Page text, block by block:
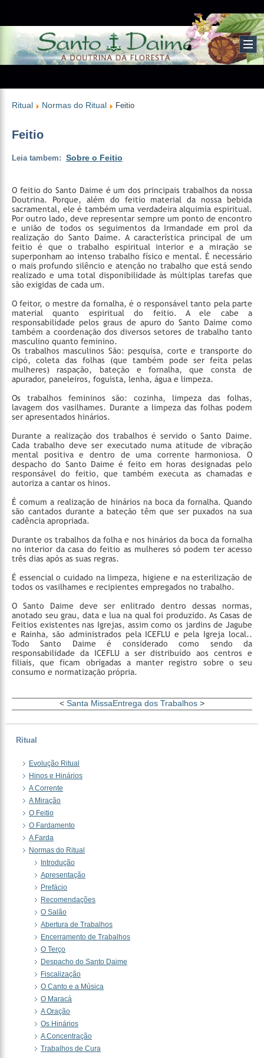
Ritual Normas do Ritual Feitio
Feitio
Leia tambem: Sobre o Feitio
O feitio do Santo Daime é um dos principais trabalhos da nossa
Doutrina. Porque, além do feitio material da nossa bebida
sacramental, ele é também uma verdadeira alquimia espiritual.
Por outro lado, deve representar sempre um ponto de encontro
e união de todos os seguimentos da Irmandade em prol da
realização do Santo Daime. A característica principal de um
feitio é que o trabalho espiritual interior e a miração se
superponham ao intenso trabalho físico e mental. É necessário
o mais profundo silêncio e atenção no trabalho que está sendo
realizado e uma total disponibilidade às múltiplas tarefas que
são exigidas de cada um.
O feitor, o mestre da fornalha, é o responsável tanto pela parte
material quanto espiritual do feitio. A ele cabe a
responsabilidade pelos graus de apuro do Santo Daime como
também a coordenação dos diversos setores de trabalho tanto
masculino quanto feminino.
Os trabalhos masculinos São: pesquisa, corte e transporte do
cipó, coleta das folhas (que também pode ser feita pelas
mulheres) raspação, bateção e fornalha, que consta de
apurador, paneleiros, foguista, lenha, água e limpeza.
Os trabalhos femininos são: cozinha, limpeza das folhas,
lavagem dos vasilhames. Durante a limpeza das folhas podem
ser apresentados hinários.
Durante a realização dos trabalhos é servido o Santo Daime.
Cada trabalho deve ser executado numa atitude de vibração
mental positiva e dentro de uma corrente harmoniosa. O
despacho do Santo Daime é feito em horas designadas pelo
responsável do feitio, que também executa as chamadas e
autoriza a cantar os hinos.
É comum a realização de hinários na boca da fornalha. Quando
são cantados durante a bateção têm que ser puxados na sua
cadência apropriada.
Durante os trabalhos da folha e nos hinários da boca da fornalha
no interior da casa do feitio as mulheres só podem ter acesso
três dias após as suas regras.
É essencial o cuidado na limpeza, higiene e na esterilização de
todos os vasilhames e recipientes empregados no trabalho.
O Santo Daime deve ser enlitrado dentro dessas normas,
anotado seu grau, data e lua na qual foi produzido. As Casas de
Feitios existentes nas Igrejas, assim como os jardins de Jagube
e Rainha, são administrados pela ICEFLU e pela Igreja local..
Todo Santo Daime é considerado como sendo da
responsabilidade da ICEFLU a ser distribuído aos centros e
filiais, que ficam obrigadas a manter registro sobre o seu
consumo e normatização própria.
< Santa MissaEntrega dos Trabalhos >
Ritual
Evolução Ritual
Hinos e Hinários
A Corrente
A Miração
O Feitio
O Fardamento
A Farda
Normas do Ritual
Introdução
Apresentação
Prefácio
Recomendações
O Salão
Abertura de Trabalhos
Encerramento de Trabalhos
O Terço
Despacho do Santo Daime
Fiscalização
O Canto e a Música
O Maracá
A Oração
Os Hinários
A Concentração
Trabalhos de Cura